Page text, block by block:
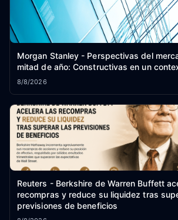
Morgan Stanley - Perspectivas del
mitad de año: Constructivas en un
8/8/2026
Reuters - Berkshire de Warren Buffett
recompras y reduce su liquidez tras
previsiones de beneficios